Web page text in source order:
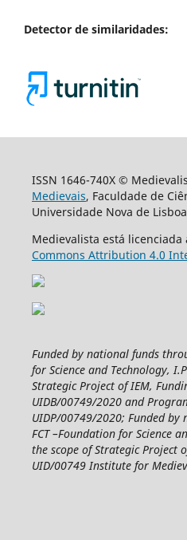
Detector de similaridades:
ISSN 1646-740X ©
Medievais, Faculdade de
Universidade Nova de
Medievalista está licenciada
Commons Attribution 4.0
Funded by national funds
for Science and Technology,
Strategic Project of IEM,
UIDB/00749/2020 and
UIDP/00749/2020; Funded
FCT –Foundation for Science
the scope of Strategic Project
UID/00749 Institute for